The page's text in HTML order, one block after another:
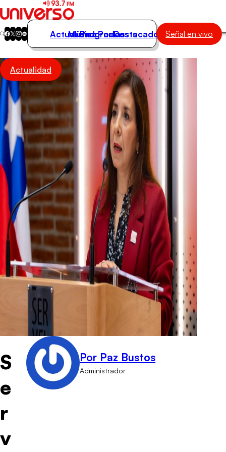
Actualidad
Música
Programas
Podcasts
Destacados
Actualidad
Música
Programas
Podcasts
Destacados Señal en vivo
Actualidad
S
e
r
v
Por Paz Bustos
Administrador